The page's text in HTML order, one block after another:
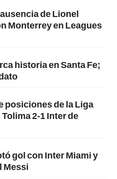
de Lionel
Monterrey en Leagues
historia en Santa Fe;
posiciones de la Liga
2-1 Inter de
gol con Inter Miami y
Messi